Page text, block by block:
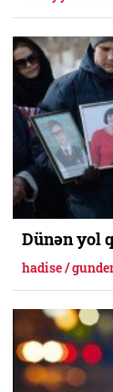
Dünən yol
hadise /